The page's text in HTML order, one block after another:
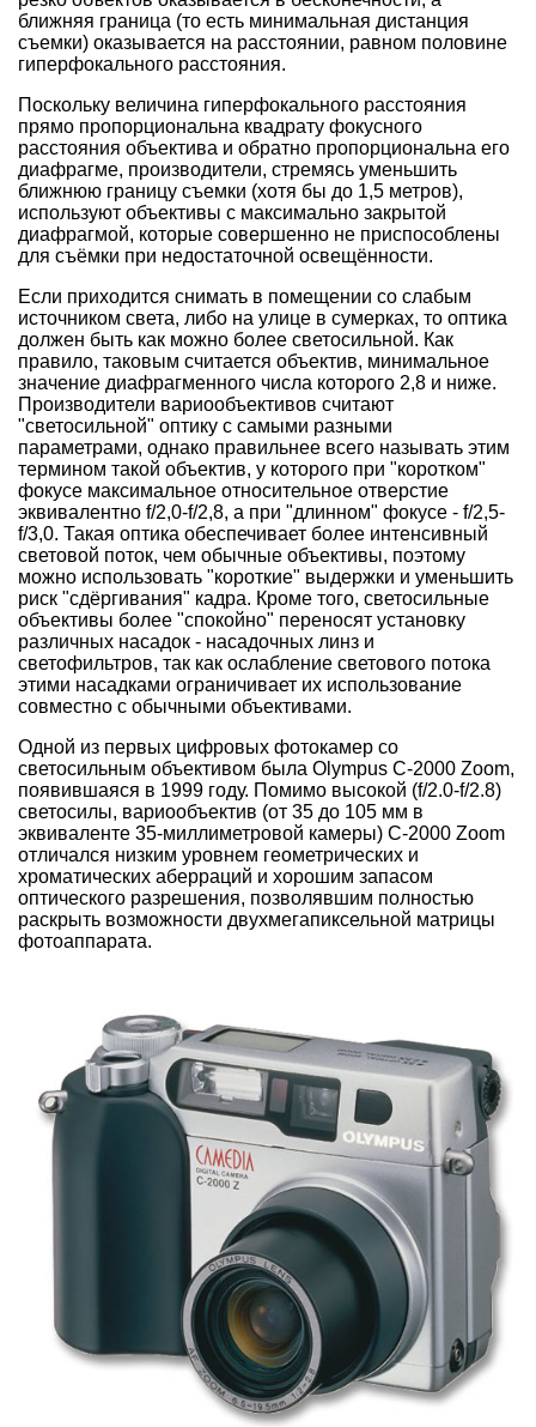
ближняя граница (то есть минимальная дистанция
съемки) оказывается на расстоянии, равном половине
гиперфокального расстояния.
Поскольку величина гиперфокального расстояния
прямо пропорциональна квадрату фокусного
расстояния объектива и обратно пропорциональна его
диафрагме, производители, стремясь уменьшить
ближнюю границу съемки (хотя бы до 1,5 метров),
используют объективы с максимально закрытой
диафрагмой, которые совершенно не приспособлены
для съёмки при недостаточной освещённости.
Если приходится снимать в помещении со слабым
источником света, либо на улице в сумерках, то оптика
должен быть как можно более светосильной. Как
правило, таковым считается объектив, минимальное
значение диафрагменного числа которого 2,8 и ниже.
Производители вариообъективов считают
"светосильной" оптику с самыми разными
параметрами, однако правильнее всего называть этим
термином такой объектив, у которого при "коротком"
фокусе максимальное относительное отверстие
эквивалентно f/2,0-f/2,8, а при "длинном" фокусе - f/2,5-
f/3,0. Такая оптика обеспечивает более интенсивный
световой поток, чем обычные объективы, поэтому
можно использовать "короткие" выдержки и уменьшить
риск "сдёргивания" кадра. Кроме того, светосильные
объективы более "спокойно" переносят установку
различных насадок - насадочных линз и
светофильтров, так как ослабление светового потока
этими насадками ограничивает их использование
совместно с обычными объективами.
Одной из первых цифровых фотокамер со
светосильным объективом была Olympus C-2000 Zoom,
появившаяся в 1999 году. Помимо высокой (f/2.0-f/2.8)
светосилы, вариообъектив (от 35 до 105 мм в
эквиваленте 35-миллиметровой камеры) C-2000 Zoom
отличался низким уровнем геометрических и
хроматических аберраций и хорошим запасом
оптического разрешения, позволявшим полностью
раскрыть возможности двухмегапиксельной матрицы
фотоаппарата.